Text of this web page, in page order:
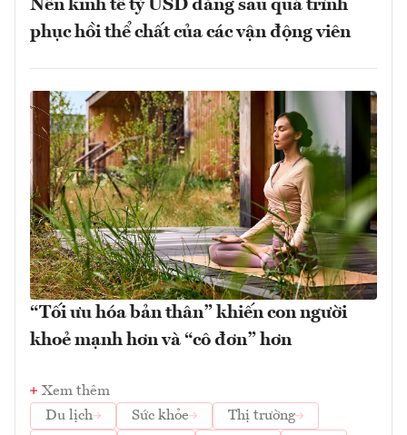
Nền kinh tế tỷ USD đằng sau quá trình
phục hồi thể chất của các vận động viên
“Tối ưu hóa bản thân” khiến con người
khoẻ mạnh hơn và “cô đơn” hơn
Xem thêm
Du lịch
Sức khỏe
Thị trường